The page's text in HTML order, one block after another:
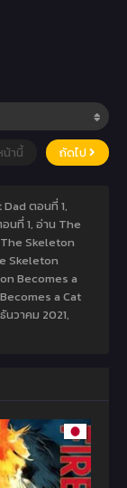
านี้ ถัดไป
ตอนที่ 1,
นที่ 1, อ่าน The
Skeleton
Skeleton
Becomes a
a Cat
นวาคม 2021,